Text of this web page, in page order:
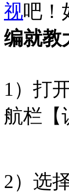
视吧！
编就教
1）打
航栏【
2）选